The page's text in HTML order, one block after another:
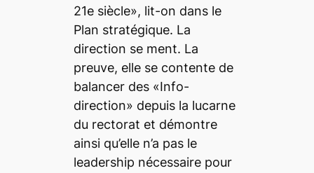
21e siècle», lit-on dans le
Plan stratégique. La
direction se ment. La
preuve, elle se contente de
balancer des «Info-
direction» depuis la lucarne
du rectorat et démontre
ainsi qu’elle n’a pas le
leadership nécessaire pour